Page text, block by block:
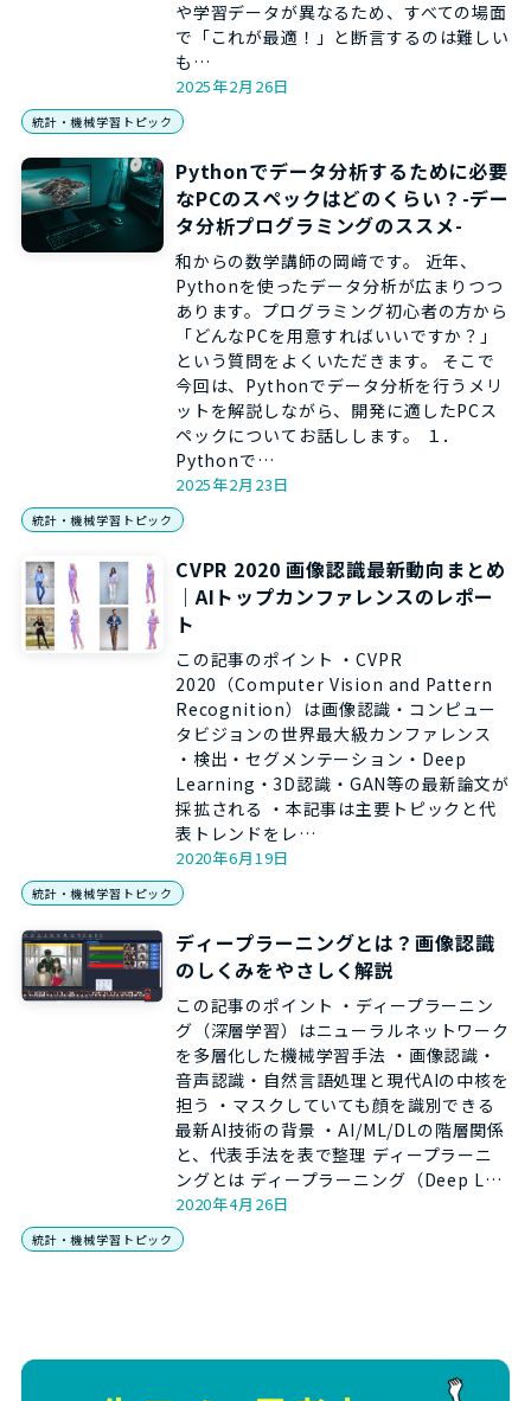
や学習データが異なるため、すべての場面
で「これが最適！」と断言するのは難しい
も…
2025年2月26日
統計・機械学習トピック
Pythonでデータ分析するために必要
なPCのスペックはどのくらい？-デー
タ分析プログラミングのススメ-
和からの数学講師の岡﨑です。 近年、
Pythonを使ったデータ分析が広まりつつ
あります。プログラミング初心者の方から
「どんなPCを用意すればいいですか？」
という質問をよくいただきます。 そこで
今回は、Pythonでデータ分析を行うメリ
ットを解説しながら、開発に適したPCス
ペックについてお話しします。 １．
Pythonで…
2025年2月23日
統計・機械学習トピック
CVPR 2020 画像認識最新動向まとめ
｜AIトップカンファレンスのレポー
ト
この記事のポイント ・CVPR
2020（Computer Vision and Pattern
Recognition）は画像認識・コンピュー
タビジョンの世界最大級カンファレンス
・検出・セグメンテーション・Deep
Learning・3D認識・GAN等の最新論文が
採拡される ・本記事は主要トピックと代
表トレンドをレ…
2020年6月19日
統計・機械学習トピック
ディープラーニングとは？画像認識
のしくみをやさしく解説
この記事のポイント ・ディープラーニン
グ（深層学習）はニューラルネットワーク
を多層化した機械学習手法 ・画像認識・
音声認識・自然言語処理と現代AIの中核を
担う ・マスクしていても顔を識別できる
最新AI技術の背景 ・AI/ML/DLの階層関係
と、代表手法を表で整理 ディープラーニ
ングとは ディープラーニング（Deep L…
2020年4月26日
統計・機械学習トピック